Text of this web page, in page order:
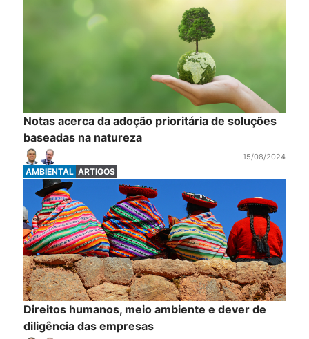
Notas acerca da adoção prioritária de soluções
baseadas na natureza
15/08/2024
AMBIENTAL ARTIGOS
Direitos humanos, meio ambiente e dever de
diligência das empresas